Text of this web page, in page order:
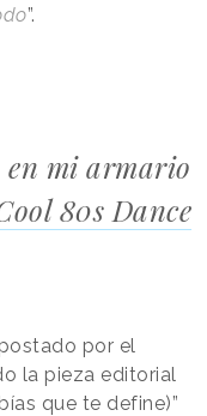
”.
en mi armario
80s Dance
por el
la pieza editorial
que te define)”